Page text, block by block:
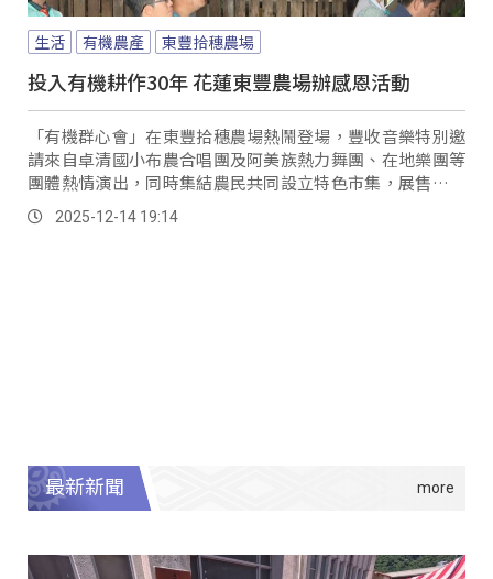
生活 有機農產 東豐拾穗農場
投入有機耕作30年 花蓮東豐農場辦感恩活動
「有機群心會」在東豐拾穗農場熱鬧登場，豐收音樂特別邀
請來自卓清國小布農合唱團及阿美族熱力舞團、在地樂團等
團體熱情演出，同時集結農民共同設立特色市集，展售在地
農特產品及美食，也安排食農體驗等活動，讓民眾不只是逛
市集，更是來感受對土地的愛。
2025-12-14 19:14
最新新聞